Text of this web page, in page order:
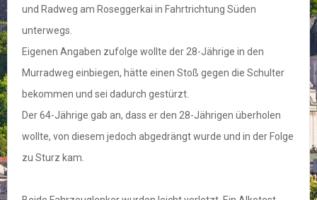
und Radweg am Roseggerkai in Fahrtrichtung Süden
unterwegs.
Eigenen Angaben zufolge wollte der 28-Jährige in den
Murradweg einbiegen, hätte einen Stoß gegen die Schulter
bekommen und sei dadurch gestürzt.
Der 64-Jährige gab an, dass er den 28-Jährigen überholen
wollte, von diesem jedoch abgedrängt wurde und in der Folge
zu Sturz kam.